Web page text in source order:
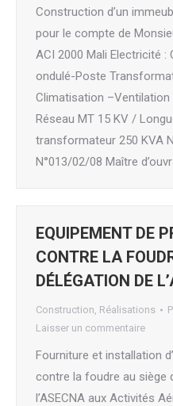
Construction d’un
pour le compte de
ACI 2000 Mali Electricité
ondulé-Poste
Climatisation –Ventilation
Réseau MT 15 KV /
transformateur 250 KVA
N°013/02/08 Maître
EQUIPEMENT DE
CONTRE LA
DÉLÉGATION DE
Construction, Réalisations
Laisser un commentaire
Fourniture et installation
contre la foudre au siège
l’ASECNA aux Activités